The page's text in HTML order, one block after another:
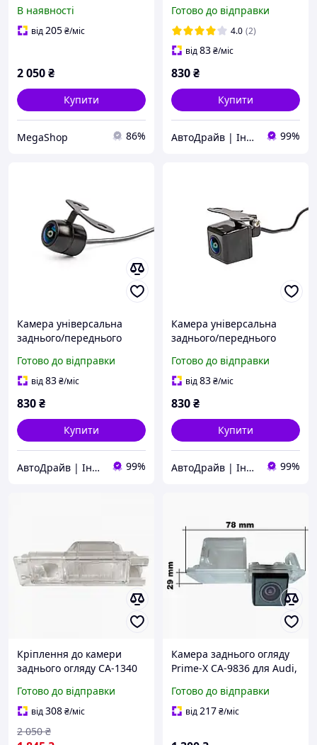
В наявності
від205₴/міс
2 050₴
Купити
MegaShop 86%
AHD/CVBS 1080P з лініями
парковки врізне
кріплення
Готово до відправки
4.0 (2)
від83₴/міс
830₴
Купити
АвтоДрайв | Інтернет-магазин звуку та автоелектроніки 99%
Камера універсальна
заднього/переднього
AHD/CVBS 1280*720 з
лініями парковки врізне
Готово до відправки
від83₴/міс
830₴
Купити
АвтоДрайв | Інтернет-магазин звуку та автоелектроніки 99%
Камера універсальна
заднього/переднього
AHD/CVBS 1080P з лініями
парковки під саморізи
Готово до відправки
від83₴/міс
830₴
Купити
АвтоДрайв | Інтернет-магазин звуку та автоелектроніки 99%
Кріплення до камери
заднього огляду CA-1340
Готово до відправки
від308₴/міс
2 050 ₴
Камера заднього огляду
Prime-X CA-9836 для Audi,
Готово до відправки
від217₴/міс